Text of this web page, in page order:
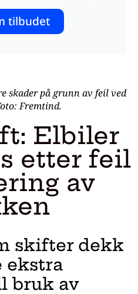
tilbudet
skader på grunn av feil ved
Fremtind.
Elbiler
etter feil
av
skifter dekk
ekstra
bruk av